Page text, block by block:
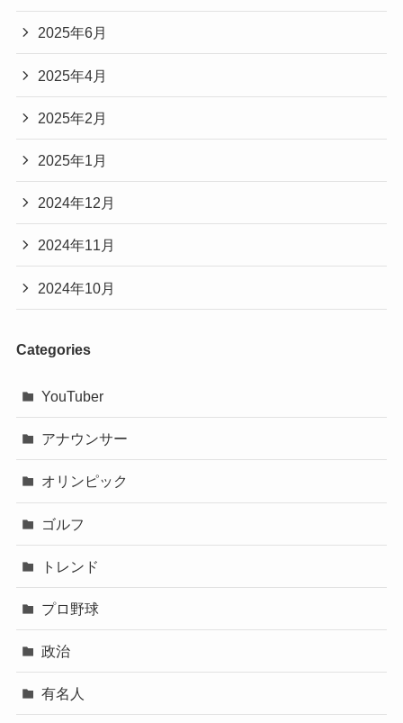
2025年6月
2025年4月
2025年2月
2025年1月
2024年12月
2024年11月
2024年10月
Categories
YouTuber
アナウンサー
オリンピック
ゴルフ
トレンド
プロ野球
政治
有名人